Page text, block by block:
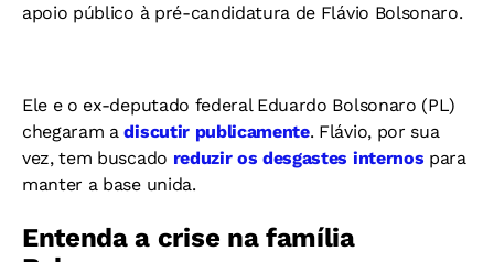
apoio público à pré-candidatura de Flávio Bolsonaro.
Ele e o ex-deputado federal Eduardo Bolsonaro (PL)
chegaram adiscutir publicamente. Flávio, por sua
vez, tem buscado reduzir os desgastes internos para
manter a base unida.
Entenda a crise na família